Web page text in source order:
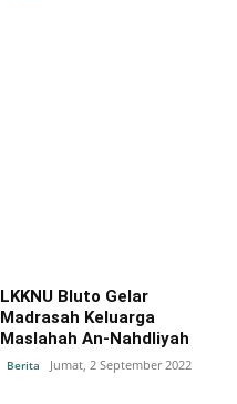
LKKNU Bluto Gelar
Madrasah Keluarga
Maslahah An-Nahdliyah
Berita Jumat, 2 September 2022